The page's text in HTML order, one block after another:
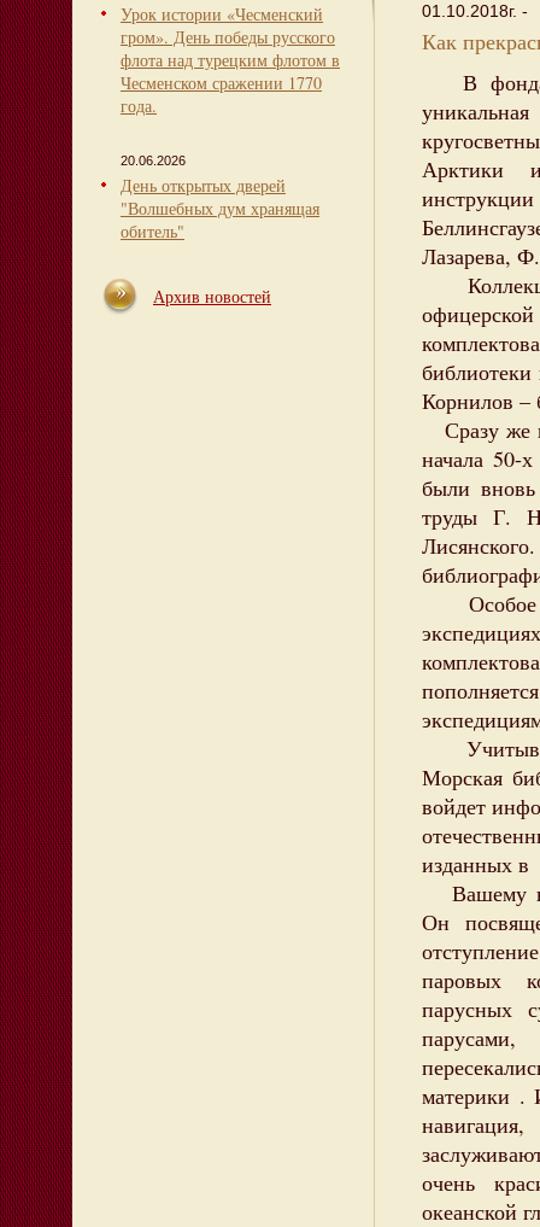
Урок истории «Чесменский
гром». День победы русского
флота над турецким флотом в
Чесменском сражении 1770
года.
20.06.2026
День открытых дверей
"Волшебных дум хранящая
обитель"
Архив новостей
01.10.2018г. -
Как
В фондах
Арктики и
Лазарева,
Корнилов –
Сразу же
начала 50-
были
труды Г.
Особое
Морская
войдет
изданных
Вашему
Он
паровых
парусных
парусами,
материки .
очень
океанской